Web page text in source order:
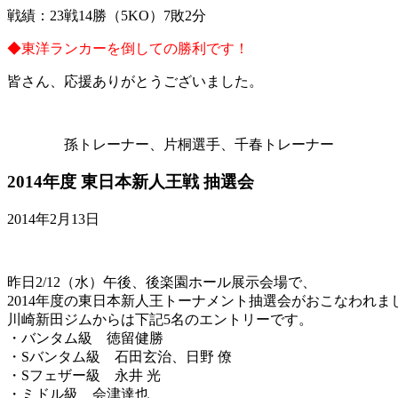
戦績：23戦14勝（5KO）7敗2分
◆東洋ランカーを倒しての勝利です！
皆さん、応援ありがとうございました。
孫トレーナー、片桐選手、千春トレーナー
2014年度 東日本新人王戦 抽選会
2014年2月13日
昨日2/12（水）午後、後楽園ホール展示会場で、
2014年度の東日本新人王トーナメント抽選会がおこなわれま
川崎新田ジムからは下記5名のエントリーです。
・バンタム級 徳留健勝
・Sバンタム級 石田玄治、日野 僚
・Sフェザー級 永井 光
・ミドル級 会津達也